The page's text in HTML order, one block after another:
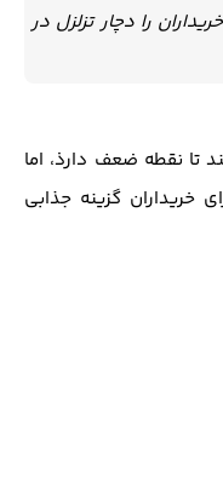
را دچار تزلزل در
تا نقطه ضعف دارذ، اما
خریداران گزینه جذابی